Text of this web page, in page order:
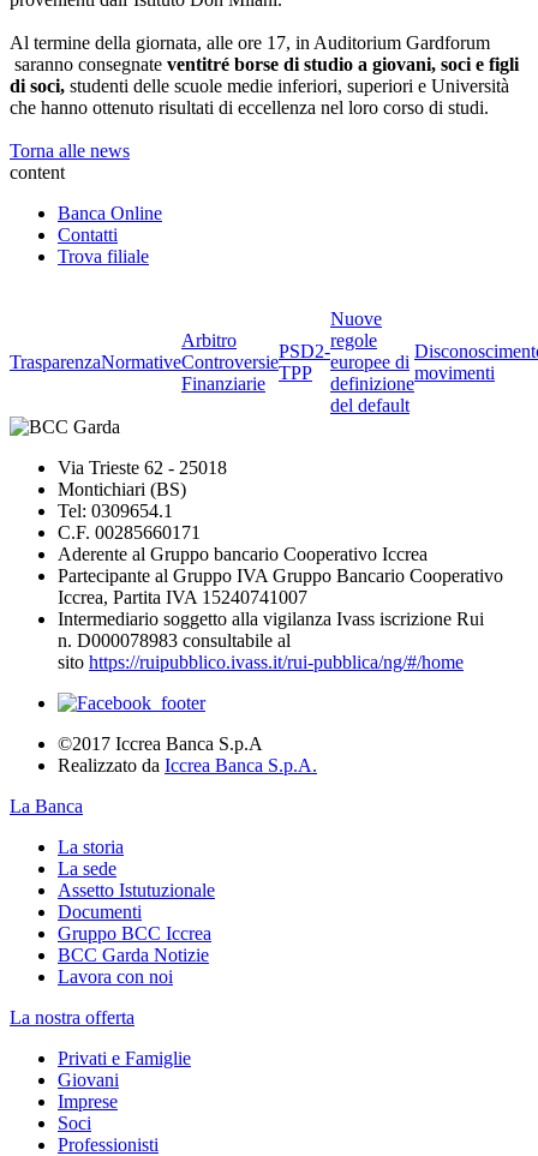
Al termine della giornata, alle ore 17, in Auditorium Gardforum
saranno consegnate ventitré borse di studio a giovani, soci e figli
di soci, studenti delle scuole medie inferiori, superiori e Università
che hanno ottenuto risultati di eccellenza nel loro corso di studi.
Torna alle news
content
Banca Online
Contatti
Trova filiale
TrasparenzaNormative
Arbitro
Controversie
Finanziarie
PSD2-
TPP
Nuove
regole
europee di
definizione
del default
movimenti
Via Trieste 62 - 25018
Montichiari (BS)
Tel: 0309654.1
C.F. 00285660171
Aderente al Gruppo bancario Cooperativo Iccrea
Partecipante al Gruppo IVA Gruppo Bancario Cooperativo
Iccrea, Partita IVA 15240741007
Intermediario soggetto alla vigilanza Ivass iscrizione Rui
n. D000078983 consultabile al
sito https://ruipubblico.ivass.it/rui-pubblica/ng/#/home
©2017 Iccrea Banca S.p.A
Realizzato da Iccrea Banca S.p.A.
La Banca
La storia
La sede
Assetto Istutuzionale
Documenti
Gruppo BCC Iccrea
BCC Garda Notizie
Lavora con noi
La nostra offerta
Privati e Famiglie
Giovani
Imprese
Soci
Professionisti